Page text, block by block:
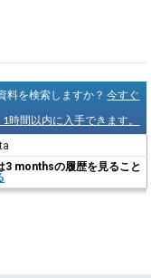
料を検索しますか？今すぐ
時間以内に入手できます。
3 monthsの履歴を見ること